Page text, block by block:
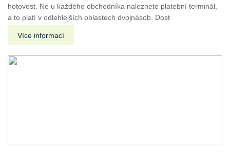
hotovost. Ne u každého obchodníka naleznete platební terminál,
a to platí v odlehlejších oblastech dvojnásob. Dost
Více informací